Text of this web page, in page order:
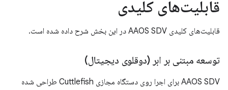
قابلیت‌های کلیدی
قابلیت‌های کلیدی AAOS SDV در این بخش شرح داده شده است.
توسعه مبتنی بر ابر (دوقلوی دیجیتال)
AAOS SDV برای اجرا روی دستگاه مجازی Cuttlefish طراحی شده